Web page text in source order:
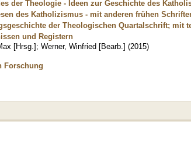
der Theologie - Ideen zur Geschichte des
des Katholizismus - mit anderen frühen
der Theologischen Quartalschrift; mit
und Registern
[Hrsg.]; Werner, Winfried [Bearb.] (2015)
Forschung